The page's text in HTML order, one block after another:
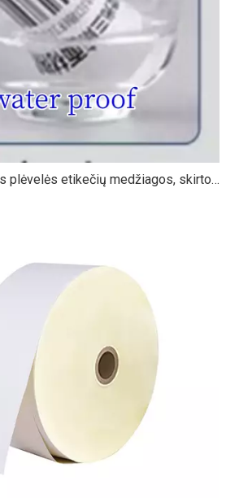
Vandeniui atsparios plėvelės etikečių medžiagos, skirtos gėrimų ir kosmetikos pakuotėms